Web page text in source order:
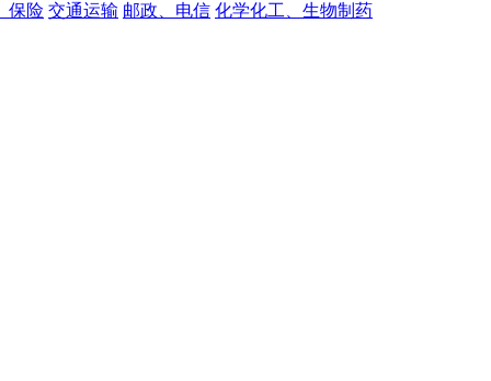
保险 交通运输 邮政、电信 化学化工、生物制药